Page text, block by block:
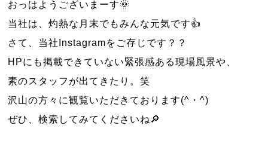
おっはようございまーす🌞
当社は、灼熱な月末でもみんな元気です👍
さて、当社Instagramをご存じです？？
HPにも掲載できていない緊張感ある現場風景や、
素のスタッフが出てきたり。笑
沢山の方々に観覧いただきております(^・^)
ぜひ、検索してみてくださいね🔎